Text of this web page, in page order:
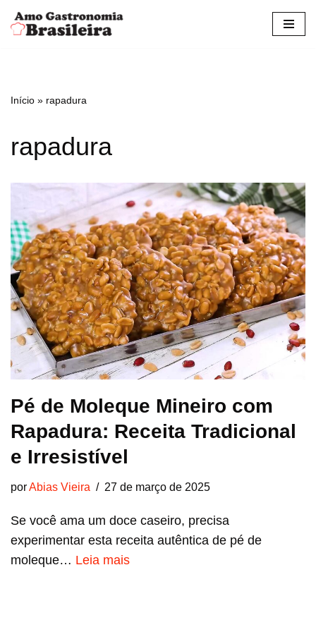
Pular
conteúdo
Início » rapadura
rapadura
Pé de Moleque Mineiro com
Rapadura: Receita Tradicional
e Irresistível
porAbias Vieira 27 de março de 2025
Se você ama um doce caseiro, precisa
experimentar esta receita autêntica de pé de
moleque… Leia mais